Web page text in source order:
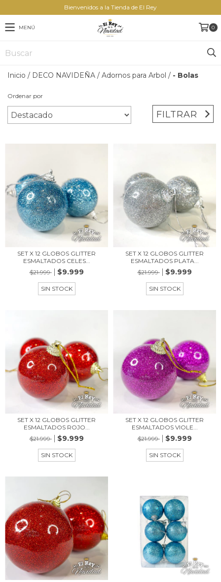
Bienvenidos a la Tienda de El Rey
MENÚ 0
Inicio / DECO NAVIDEÑA / Adornos para Arbol / - Bolas
Ordenar por
FILTRAR
SET X 12 GLOBOS GLITTER
ESMALTADOS CELES...
$21.999
$9.999
SIN STOCK
SET X 12 GLOBOS GLITTER
ESMALTADOS PLATA...
$21.999
$9.999
SIN STOCK
SET X 12 GLOBOS GLITTER
ESMALTADOS ROJO...
$21.999
$9.999
SIN STOCK
SET X 12 GLOBOS GLITTER
ESMALTADOS VIOLE...
$21.999
$9.999
SIN STOCK